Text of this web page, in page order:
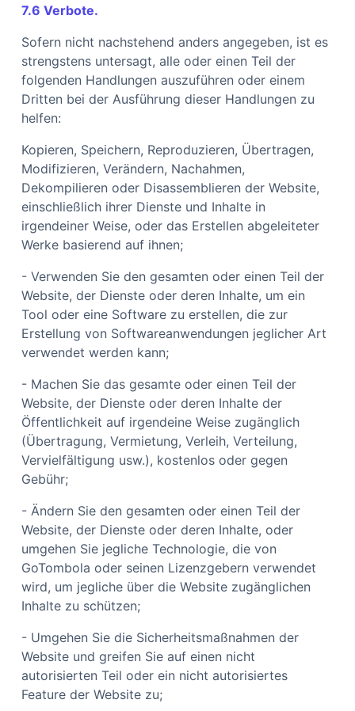
7.6 Verbote.
Sofern nicht nachstehend anders angegeben, ist es
strengstens untersagt, alle oder einen Teil der
folgenden Handlungen auszuführen oder einem
Dritten bei der Ausführung dieser Handlungen zu
helfen:
Kopieren, Speichern, Reproduzieren, Übertragen,
Modifizieren, Verändern, Nachahmen,
Dekompilieren oder Disassemblieren der Website,
einschließlich ihrer Dienste und Inhalte in
irgendeiner Weise, oder das Erstellen abgeleiteter
Werke basierend auf ihnen;
- Verwenden Sie den gesamten oder einen Teil der
Website, der Dienste oder deren Inhalte, um ein
Tool oder eine Software zu erstellen, die zur
Erstellung von Softwareanwendungen jeglicher Art
verwendet werden kann;
- Machen Sie das gesamte oder einen Teil der
Website, der Dienste oder deren Inhalte der
Öffentlichkeit auf irgendeine Weise zugänglich
(Übertragung, Vermietung, Verleih, Verteilung,
Vervielfältigung usw.), kostenlos oder gegen
Gebühr;
- Ändern Sie den gesamten oder einen Teil der
Website, der Dienste oder deren Inhalte, oder
umgehen Sie jegliche Technologie, die von
GoTombola oder seinen Lizenzgebern verwendet
wird, um jegliche über die Website zugänglichen
Inhalte zu schützen;
- Umgehen Sie die Sicherheitsmaßnahmen der
Website und greifen Sie auf einen nicht
autorisierten Teil oder ein nicht autorisiertes
Feature der Website zu;